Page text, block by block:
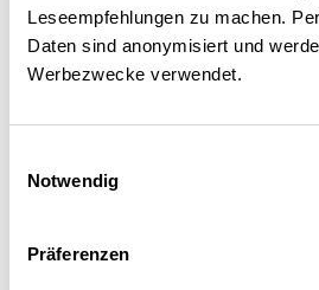
Leseempfehlungen zu machen.
Daten sind anonymisiert und
Werbezwecke verwendet.
Notwendig
Präferenzen
der Einkommensaufteilung
Partnern ab: je
Einkommensaufteilung, desto
Ungleichbehandlung mit der
So werden Zweiverdiener-